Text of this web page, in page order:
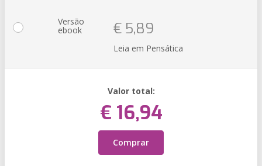
Versão
ebook € 5,89
Leia em Pensática
Valor total:
€ 16,94
Comprar